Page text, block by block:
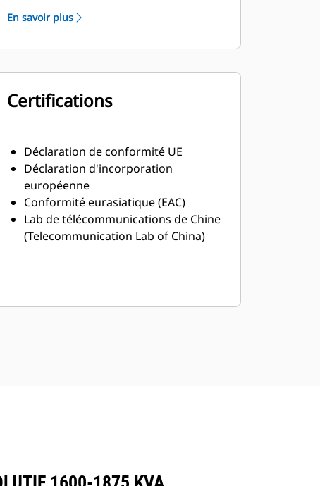
moteurs diesel Cat
Isolation robuste de classe H
En savoir plus
Certifications
Déclaration de conformité UE
Déclaration d'incorporation
européenne
Conformité eurasiatique (EAC)
Lab de télécommunications de Chine
(Telecommunication Lab of China)